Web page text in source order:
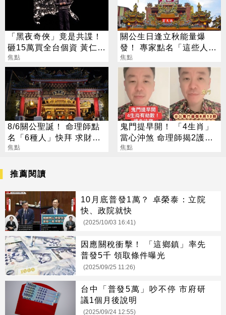
「黑夜奇俠」竟是共諜！
砸15萬買全台個資 黃仁
勳、張麗善也受害
焦點
關公生日逢立秋能量爆
發！ 專家點名「這些人」
別亂拜
焦點
8/6關公聖誕！ 命理師點
名「6種人」快拜 求財求
職保平安
焦點
鬼門提早開！ 「4生肖」
當心沖煞 命理師揭2護身
法寶
焦點
推薦閱讀
10月底普發1萬？ 卓榮泰：立院
快、政院就快
(2025/10/03 16:41)
因應關稅衝擊！ 「這鄉鎮」率先
普發5千 領取條件曝光
(2025/09/25 11:26)
台中「普發5萬」吵不停 市府研
議1個月後說明
(2025/09/24 12:55)